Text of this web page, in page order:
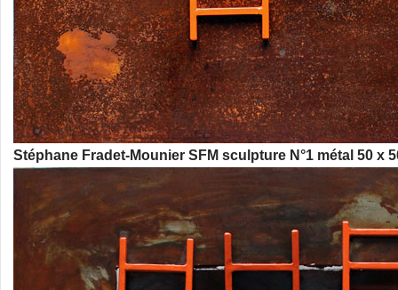
Stéphane Fradet-Mounier SFM sculpture N°1 métal 50 x